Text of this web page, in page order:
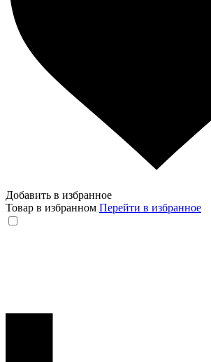
Добавить в избранное
Товар в избранном Перейти в избранное